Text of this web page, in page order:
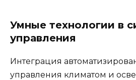
Умные технологии в
управления
Интеграция
управления климатом и